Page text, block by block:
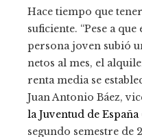
Hace tiempo que
suficiente. “Pese a
persona joven subió
netos al mes, el
renta media se
Juan Antonio Báez,
la Juventud de España
segundo semestre de